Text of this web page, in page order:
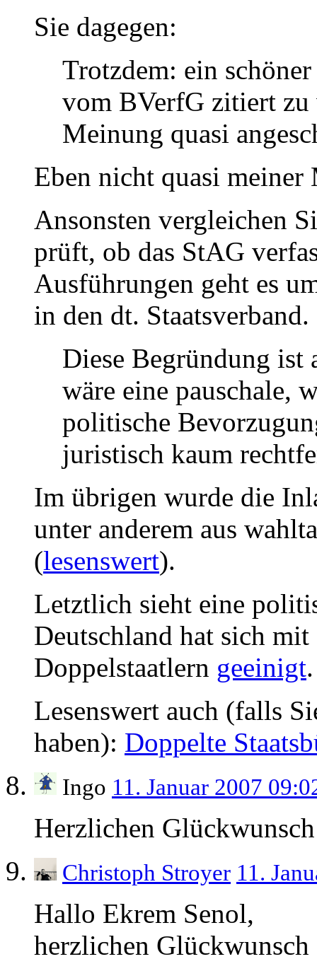
Sie dagegen:
Trotzdem: ein
vom BVerfG zitiert zu
Meinung quasi
Eben nicht quasi meiner
Ansonsten vergleichen
prüft, ob das StAG
Ausführungen geht es
in den dt. Staatsverband.
Diese Begründung ist
wäre eine pauschale,
politische
juristisch kaum
Im übrigen wurde die
unter anderem aus
(lesenswert).
Letztlich sieht eine
Deutschland hat sich
Doppelstaatlern geeinigt.
Lesenswert auch (falls
haben): Doppelte
Ingo 11. Januar 2007
Herzlichen
Christoph Stroyer 11.
Hallo Ekrem Senol,
herzlichen